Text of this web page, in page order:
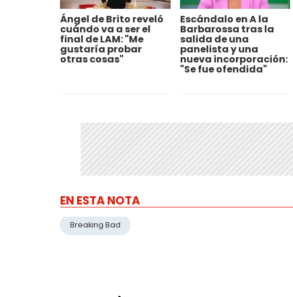
Ángel de Brito reveló
cuándo va a ser el
final de LAM: "Me
gustaría probar
otras cosas"
Escándalo en A la
Barbarossa tras la
salida de una
panelista y una
nueva incorporación:
"Se fue ofendida"
EN ESTA NOTA
Breaking Bad